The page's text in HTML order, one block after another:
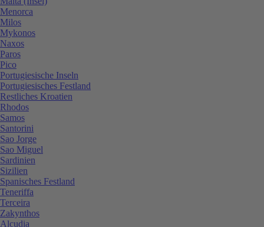
Menorca
Milos
Mykonos
Naxos
Paros
Pico
Portugiesische Inseln
Portugiesisches Festland
Restliches Kroatien
Rhodos
Samos
Santorini
Sao Jorge
Sao Miguel
Sardinien
Sizilien
Spanisches Festland
Teneriffa
Terceira
Zakynthos
Alcudia